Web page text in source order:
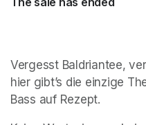
Vergesst Baldriantee,
hier gibt’s die einzige
Bass auf Rezept.